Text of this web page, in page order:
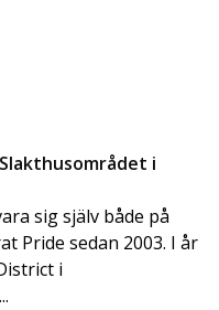
i
sig själv både på
Pride sedan 2003. I år
i